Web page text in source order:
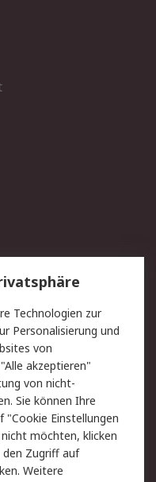
Technologien zur
Personalisierung und
von
akzeptieren"
von nicht-
Sie können Ihre
"Cookie Einstellungen
möchten, klicken
den Zugriff auf
Weitere